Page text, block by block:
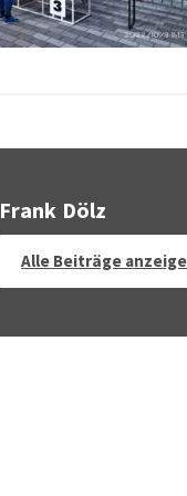
Frank Dölz
Alle Beiträge